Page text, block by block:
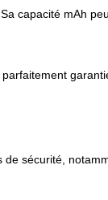
capacité mAh
sécurité,